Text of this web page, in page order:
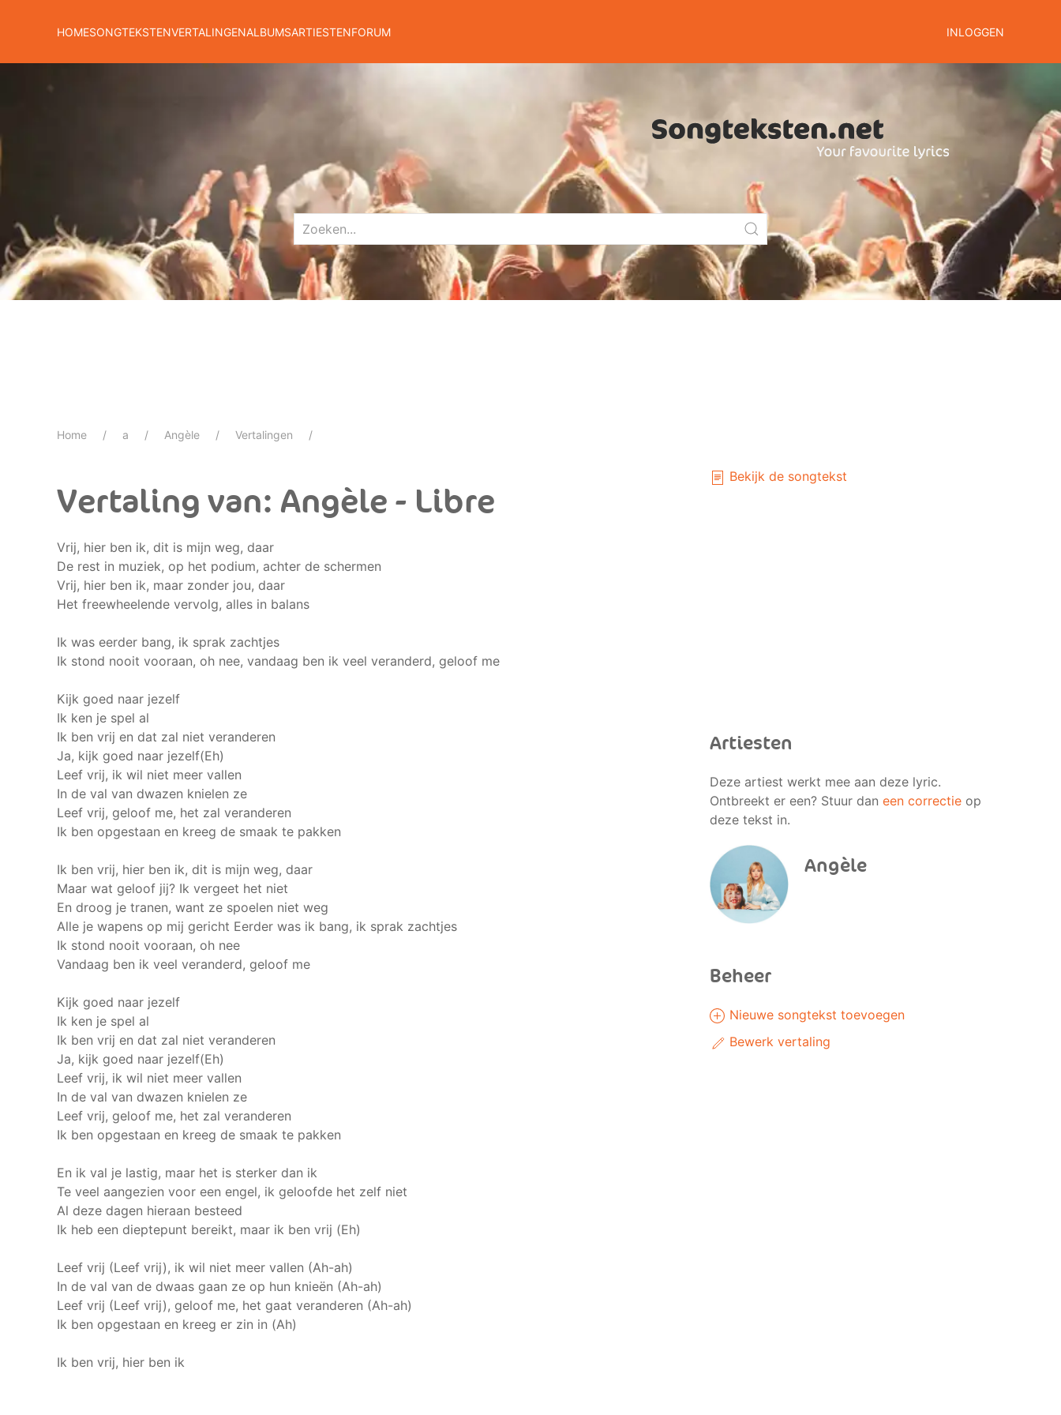
HOMESONGTEKSTENVERTALINGENALBUMSARTIESTENFORUM INLOGGEN
Home a Angèle Vertalingen
Vertaling van: Angèle - Libre
Vrij, hier ben ik, dit is mijn weg, daar
De rest in muziek, op het podium, achter de schermen
Vrij, hier ben ik, maar zonder jou, daar
Het freewheelende vervolg, alles in balans
Ik was eerder bang, ik sprak zachtjes
Ik stond nooit vooraan, oh nee, vandaag ben ik veel veranderd, geloof me
Kijk goed naar jezelf
Ik ken je spel al
Ik ben vrij en dat zal niet veranderen
Ja, kijk goed naar jezelf(Eh)
Leef vrij, ik wil niet meer vallen
In de val van dwazen knielen ze
Leef vrij, geloof me, het zal veranderen
Ik ben opgestaan en kreeg de smaak te pakken
Ik ben vrij, hier ben ik, dit is mijn weg, daar
Maar wat geloof jij? Ik vergeet het niet
En droog je tranen, want ze spoelen niet weg
Alle je wapens op mij gericht Eerder was ik bang, ik sprak zachtjes
Ik stond nooit vooraan, oh nee
Vandaag ben ik veel veranderd, geloof me
Kijk goed naar jezelf
Ik ken je spel al
Ik ben vrij en dat zal niet veranderen
Ja, kijk goed naar jezelf(Eh)
Leef vrij, ik wil niet meer vallen
In de val van dwazen knielen ze
Leef vrij, geloof me, het zal veranderen
Ik ben opgestaan en kreeg de smaak te pakken
En ik val je lastig, maar het is sterker dan ik
Te veel aangezien voor een engel, ik geloofde het zelf niet
Al deze dagen hieraan besteed
Ik heb een dieptepunt bereikt, maar ik ben vrij (Eh)
Leef vrij (Leef vrij), ik wil niet meer vallen (Ah-ah)
In de val van de dwaas gaan ze op hun knieën (Ah-ah)
Leef vrij (Leef vrij), geloof me, het gaat veranderen (Ah-ah)
Ik ben opgestaan en kreeg er zin in (Ah)
Ik ben vrij, hier ben ik
Bekijk de songtekst
Artiesten
Deze artiest werkt mee aan deze lyric.
Ontbreekt er een? Stuur dan een correctieop
deze tekst in.
Angèle
Beheer
Nieuwe songtekst toevoegen
Bewerk vertaling